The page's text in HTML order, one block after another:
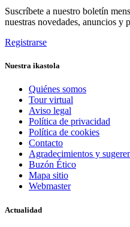
Suscríbete a nuestro boletín
nuestras novedades, anuncios y
Registrarse
Nuestra ikastola
Quiénes somos
Tour virtual
Aviso legal
Política de privacidad
Política de cookies
Contacto
Agradecimientos y
Buzón Ético
Mapa sitio
Webmaster
Actualidad